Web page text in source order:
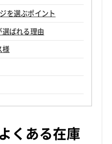
を選ぶポイント
選ばれる理由
様
くある在庫